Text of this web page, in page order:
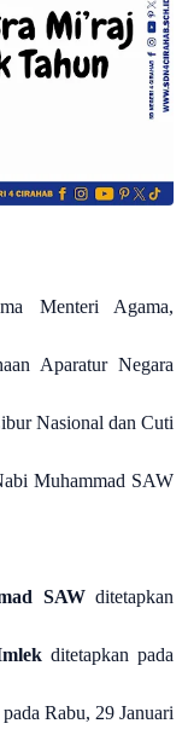
Menteri Agama,
Aparatur Negara
Nasional dan Cuti
Muhammad SAW
SAWditetapkan
ditetapkan pada
Rabu, 29 Januari